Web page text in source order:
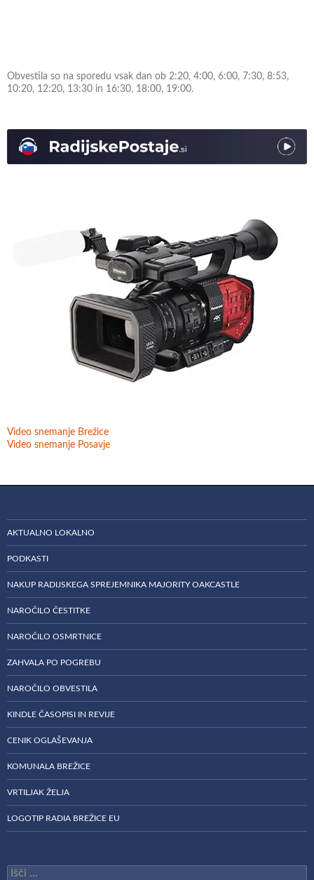
Obvestila so na sporedu vsak dan ob 2:20, 4:00, 6:00, 7:30, 8:53,
10:20, 12:20, 13:30 in 16:30, 18:00, 19:00.
Video snemanje Brežice
Video snemanje Posavje
AKTUALNO LOKALNO
PODKASTI
NAKUP RADIJSKEGA SPREJEMNIKA MAJORITY OAKCASTLE
NAROČILO ČESTITKE
NAROČILO OSMRTNICE
ZAHVALA PO POGREBU
NAROČILO OBVESTILA
KINDLE ČASOPISI IN REVIJE
CENIK OGLAŠEVANJA
KOMUNALA BREŽICE
VRTILJAK ŽELJA
LOGOTIP RADIA BREŽICE EU
Išči: